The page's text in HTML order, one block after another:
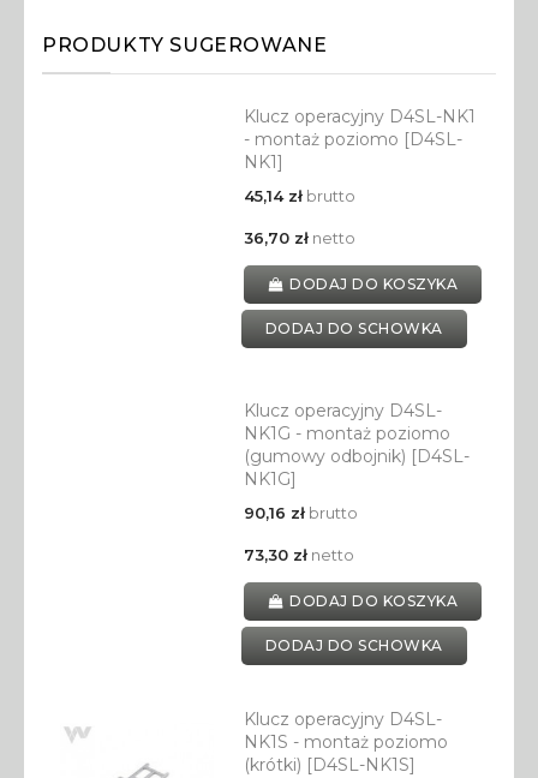
PRODUKTY SUGEROWANE
Klucz operacyjny D4SL-NK1
- montaż poziomo [D4SL-
NK1]
45,14 złbrutto
36,70 złnetto
DODAJ DO KOSZYKA
DODAJ DO SCHOWKA
Klucz operacyjny D4SL-
NK1G - montaż poziomo
(gumowy odbojnik) [D4SL-
NK1G]
90,16 złbrutto
73,30 złnetto
DODAJ DO KOSZYKA
DODAJ DO SCHOWKA
Klucz operacyjny D4SL-
NK1S - montaż poziomo
(krótki) [D4SL-NK1S]